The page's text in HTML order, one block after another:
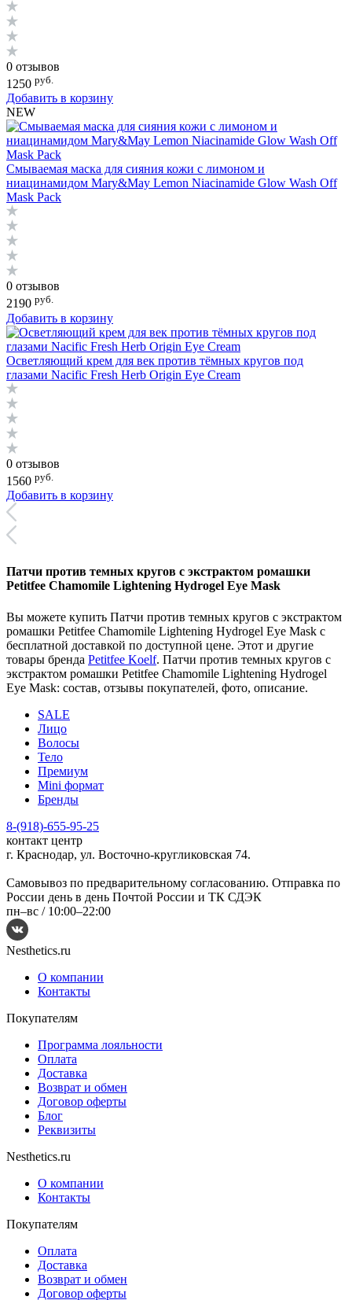
0 отзывов
1250 руб.
Добавить в корзину
NEW
Смываемая маска для сияния кожи с лимоном и
ниацинамидом Mary&May Lemon Niacinamide Glow Wash Off
Mask Pack
0 отзывов
2190 руб.
Добавить в корзину
Осветляющий крем для век против тёмных кругов под
глазами Nacific Fresh Herb Origin Eye Cream
0 отзывов
1560 руб.
Добавить в корзину
Патчи против темных кругов с экстрактом ромашки
Petitfee Chamomile Lightening Hydrogel Eye Mask
Вы можете купить Патчи против темных кругов с экстрактом
ромашки Petitfee Chamomile Lightening Hydrogel Eye Mask с
бесплатной доставкой по доступной цене. Этот и другие
товары бренда Petitfee Koelf. Патчи против темных кругов с
экстрактом ромашки Petitfee Chamomile Lightening Hydrogel
Eye Mask: состав, отзывы покупателей, фото, описание.
SALE
Лицо
Волосы
Тело
Премиум
Mini формат
Бренды
8-(918)-655-95-25
контакт центр
г. Краснодар, ул. Восточно-кругликовская 74.
Самовывоз по предварительному согласованию. Отправка по
России день в день Почтой России и ТК СДЭК
пн–вс / 10:00–22:00
Nesthetics.ru
О компании
Контакты
Покупателям
Программа лояльности
Оплата
Доставка
Возврат и обмен
Договор оферты
Блог
Реквизиты
Nesthetics.ru
О компании
Контакты
Покупателям
Оплата
Доставка
Возврат и обмен
Договор оферты